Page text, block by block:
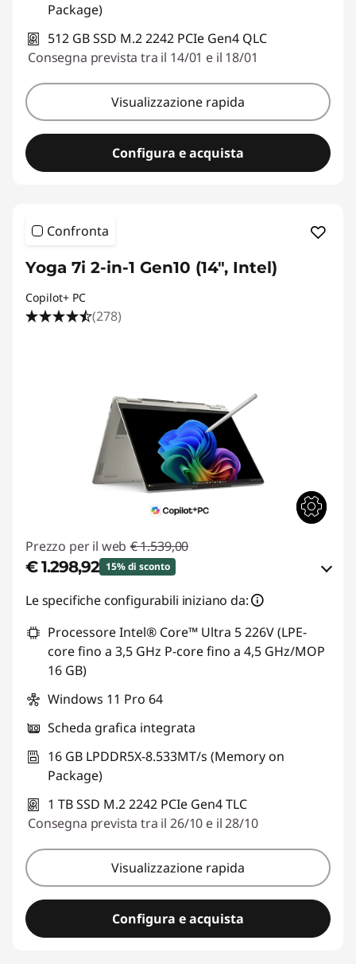
Package)
512 GB SSD M.2 2242 PCIe Gen4 QLC
Consegna prevista tra il 14/01 e il 18/01
Visualizzazione rapida
Configura e acquista
Confronta
Yoga 7i 2-in-1 Gen10 (14", Intel)
Copilot+ PC
(278)
Prezzo per il web € 1.539,00
€ 1.298,92 15% di sconto
Risparmi eCoupon :-€ 240,08
Usa il coupon :LUGLIO
Le specifiche configurabili iniziano da:
Processore Intel® Core™ Ultra 5 226V (LPE-
core fino a 3,5 GHz P-core fino a 4,5 GHz/MOP
16 GB)
Windows 11 Pro 64
Scheda grafica integrata
16 GB LPDDR5X-8.533MT/s (Memory on
Package)
1 TB SSD M.2 2242 PCIe Gen4 TLC
Consegna prevista tra il 26/10 e il 28/10
Visualizzazione rapida
Configura e acquista